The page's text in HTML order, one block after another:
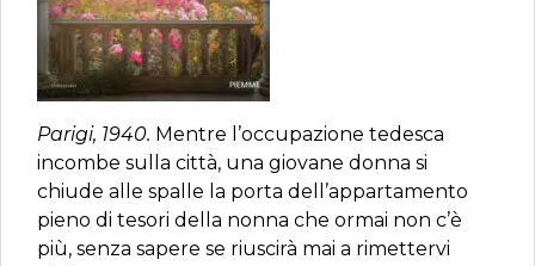
Parigi, 1940. Mentre l’occupazione tedesca
incombe sulla città, una giovane donna si
chiude alle spalle la porta dell’appartamento
pieno di tesori della nonna che ormai non c’è
più, senza sapere se riuscirà mai a rimettervi